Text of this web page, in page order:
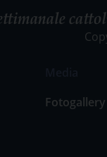
Fotogallery